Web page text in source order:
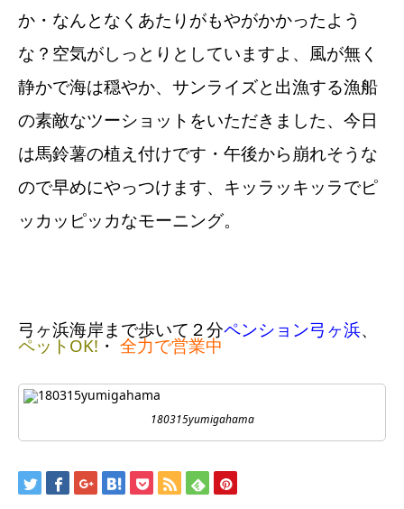
か・なんとなくあたりがもやがかかったよう
な？空気がしっとりとしていますよ、風が無く
静かで海は穏やか、サンライズと出漁する漁船
の素敵なツーショットをいただきました、今日
は馬鈴薯の植え付けです・午後から崩れそうな
ので早めにやっつけます、キッラッキッラでピ
ッカッピッカなモーニング。
弓ヶ浜海岸まで歩いて２分ペンション弓ヶ浜、
ペットOK! ・ 全力で営業中
180315yumigahama